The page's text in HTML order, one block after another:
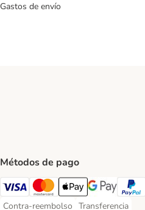
Gastos de envío
Métodos de pago
Visa Payment Method
Mastercard Payment Method
Apple Pay Payment
Google Pay
Contra-reembolso Transferencia